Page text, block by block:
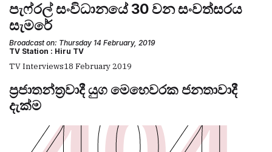
පැෆ්රල් සංවිධානයේ 30 වන සංවත්සරය
සැමරේ
Broadcast on: Thursday 14 February, 2019
TV Station : Hiru TV
TV Interviews18 February 2019
ප්‍රජාතන්ත්‍රවාදී යුග මෙහෙවරක ජනතාවාදී
දැක්ම